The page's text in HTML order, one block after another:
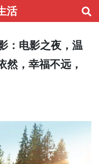
活
：电影之夜，温
然，幸福不远，